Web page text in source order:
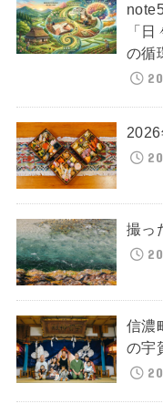
「
の循
撮っ
信濃
の宇